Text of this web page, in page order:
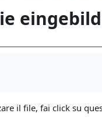
il file, fai click su